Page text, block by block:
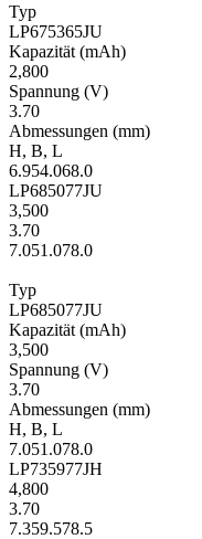
Typ
LP675365JU
Kapa­zität (mAh)
2,800
Span­nung (V)
3.70
Ab­mes­sungen (mm)
H, B, L
6.954.068.0
LP685077JU
3,500
3.70
7.051.078.0
Typ
LP685077JU
Kapa­zität (mAh)
3,500
Span­nung (V)
3.70
Ab­mes­sungen (mm)
H, B, L
7.051.078.0
LP735977JH
4,800
3.70
7.359.578.5